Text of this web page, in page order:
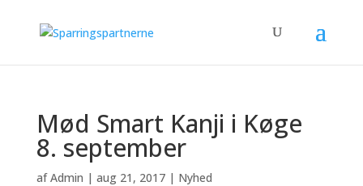
Mød Smart Kanji i Køge
8. september
afAdmin | aug 21, 2017| Nyhed